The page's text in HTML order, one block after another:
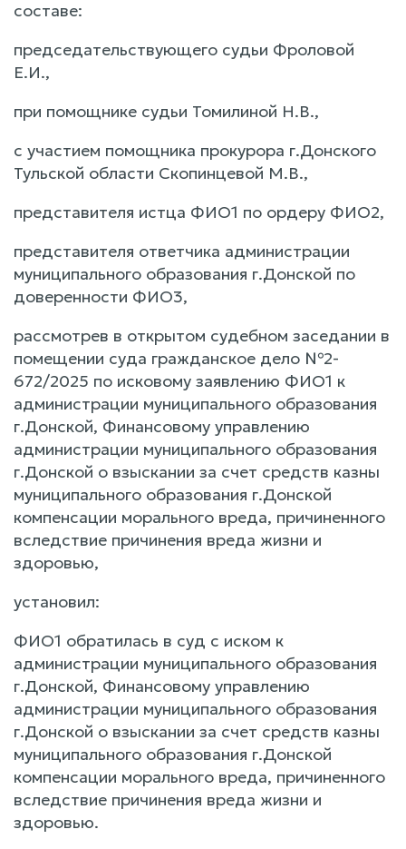
составе:
председательствующего судьи Фроловой
Е.И.,
при помощнике судьи Томилиной Н.В.,
с участием помощника прокурора г.Донского
Тульской области Скопинцевой М.В.,
представителя истца ФИО1 по ордеру ФИО2,
представителя ответчика администрации
муниципального образования г.Донской по
доверенности ФИО3,
рассмотрев в открытом судебном заседании в
помещении суда гражданское дело №2-
672/2025 по исковому заявлению ФИО1 к
администрации муниципального образования
г.Донской, Финансовому управлению
администрации муниципального образования
г.Донской о взыскании за счет средств казны
муниципального образования г.Донской
компенсации морального вреда, причиненного
вследствие причинения вреда жизни и
здоровью,
установил:
ФИО1 обратилась в суд с иском к
администрации муниципального образования
г.Донской, Финансовому управлению
администрации муниципального образования
г.Донской о взыскании за счет средств казны
муниципального образования г.Донской
компенсации морального вреда, причиненного
вследствие причинения вреда жизни и
здоровью.